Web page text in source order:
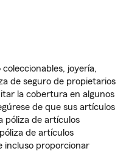
joyería,
de seguro de propietarios
la cobertura en algunos
de que sus artículos
póliza de artículos
de artículos
incluso proporcionar